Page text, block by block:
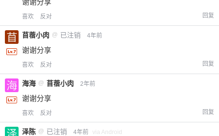
喜欢 反对 回复
苜蓿小肉 @ 已注销 4年前
谢谢分享
喜欢 反对 回复
海海 @ 苜蓿小肉 2年前
谢谢分享
喜欢 反对 回复
泽陈 @ 已注销 4年前 via Android